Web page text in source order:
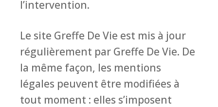
l’intervention.
Le site Greffe De Vie est mis à jour
régulièrement par Greffe De Vie. De
la même façon, les mentions
légales peuvent être modifiées à
tout moment : elles s’imposent